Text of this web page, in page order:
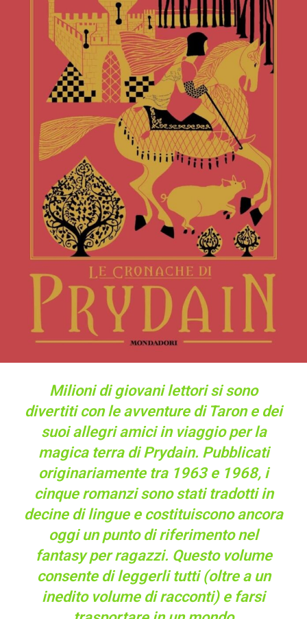
Milioni di giovani lettori si sono
divertiti con le avventure di Taron e dei
suoi allegri amici in viaggio per la
magica terra di Prydain. Pubblicati
originariamente tra 1963 e 1968, i
cinque romanzi sono stati tradotti in
decine di lingue e costituiscono ancora
oggi un punto di riferimento nel
fantasy per ragazzi. Questo volume
consente di leggerli tutti (oltre a un
inedito volume di racconti) e farsi